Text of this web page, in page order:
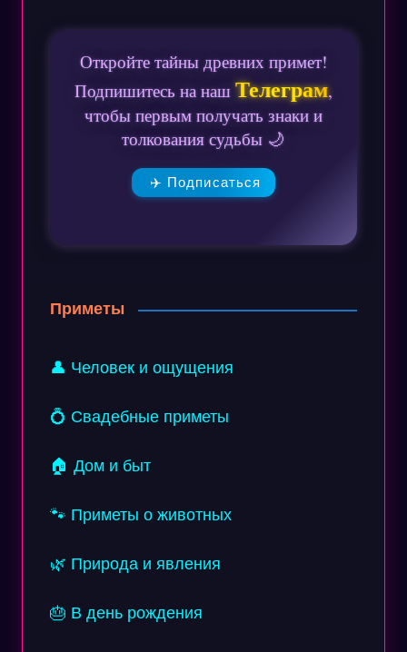
Откройте тайны древних примет!
Подпишитесь на нашТелеграм,
чтобы первым получать знаки и
толкования судьбы 🌙
✈️ Подписаться
Приметы
👤 Человек и ощущения
💍 Свадебные приметы
🏠 Дом и быт
🐾 Приметы о животных
🌿 Природа и явления
🎂 В день рождения